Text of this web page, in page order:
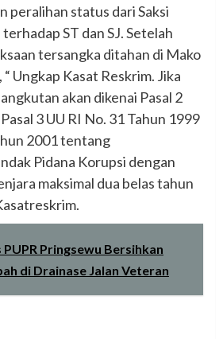
peralihan status dari Saksi
ST dan SJ. Setelah
tersangka ditahan di Mako
Ungkap Kasat Reskrim. Jika
akan dikenai Pasal 2
3 UU RI No. 31 Tahun 1999
2001 tentang
Pidana Korupsi dengan
maksimal dua belas tahun
PUPR Pringsewu Bersihkan
di Drainase Jalan Veteran